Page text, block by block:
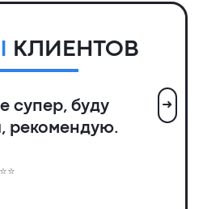
КЛИЕНТОВ
супер, буду
рекомендую.
➜